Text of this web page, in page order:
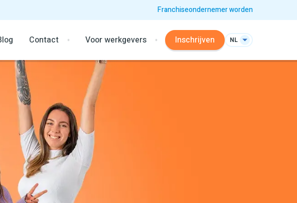
Franchiseondernemer worden
Contact Voor werkgevers Inschrijven NL